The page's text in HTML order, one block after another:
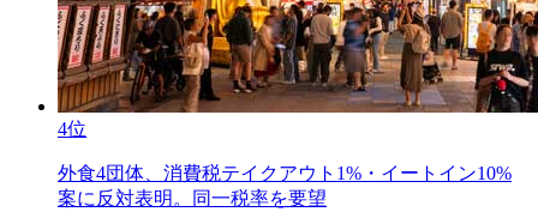
4位
外食4団体、消費税テイクアウト1%・イートイン10%
案に反対表明。同一税率を要望